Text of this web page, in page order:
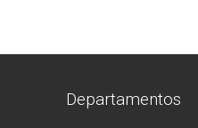
Departamentos